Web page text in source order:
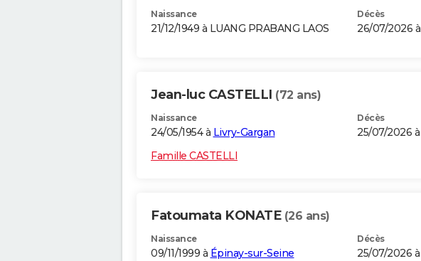
Naissance
21/12/1949 à LUANG PRABANG LAOS
Décès
26/07/2026 à
Jean-luc CASTELLI (72 ans)
Naissance
24/05/1954 à Livry-Gargan
Décès
25/07/2026 à
Famille CASTELLI
Fatoumata KONATE (26 ans)
Naissance
09/11/1999 à Épinay-sur-Seine
Décès
25/07/2026 à